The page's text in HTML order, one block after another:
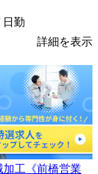
日勤
詳細を表示